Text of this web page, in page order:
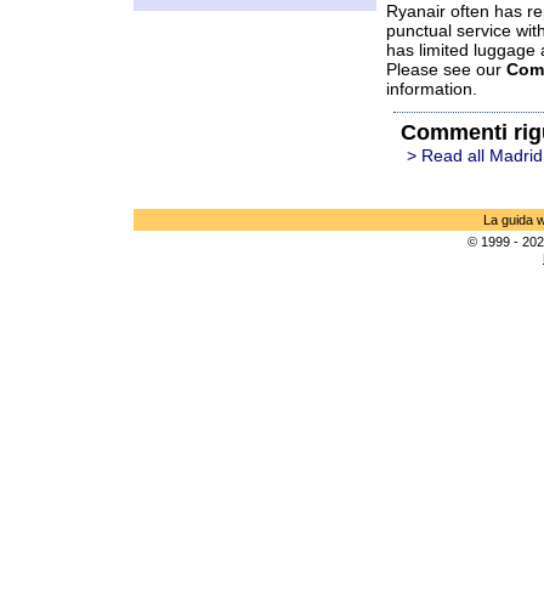
Ryanair often has
punctual service
has limited luggage
Please see our
information.
Commenti
> Read all
La guida
© 1999 -